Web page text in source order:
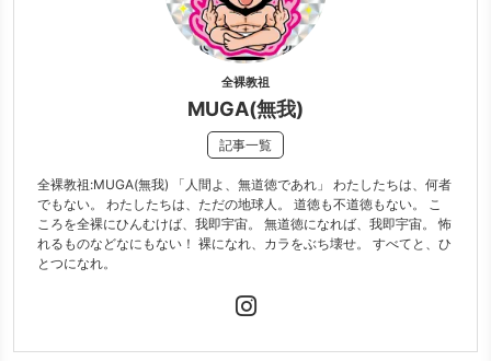
全裸教祖
MUGA(無我)
記事一覧
全裸教祖:MUGA(無我) 「人間よ、無道徳であれ」 わたしたちは、何者
でもない。 わたしたちは、ただの地球人。 道徳も不道徳もない。 こ
ころを全裸にひんむけば、我即宇宙。 無道徳になれば、我即宇宙。 怖
れるものなどなにもない！ 裸になれ、カラをぶち壊せ。 すべてと、ひ
とつになれ。